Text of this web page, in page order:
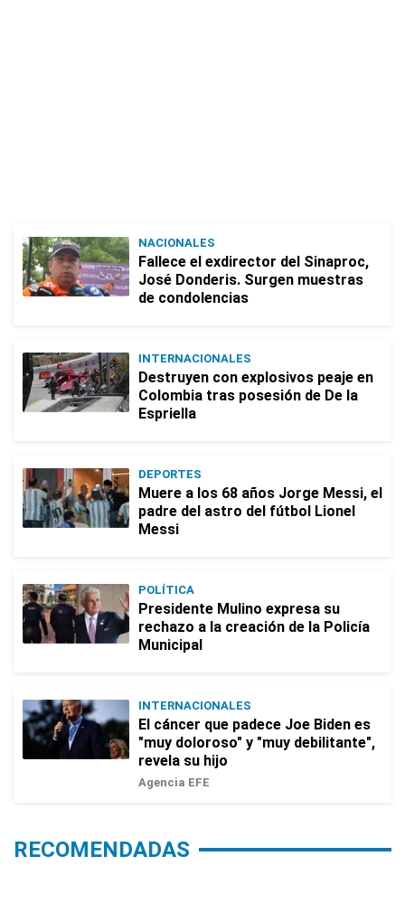
NACIONALES
Fallece el exdirector del Sinaproc,
José Donderis. Surgen muestras
de condolencias
INTERNACIONALES
Destruyen con explosivos peaje en
Colombia tras posesión de De la
Espriella
DEPORTES
Muere a los 68 años Jorge Messi, el
padre del astro del fútbol Lionel
Messi
POLÍTICA
Presidente Mulino expresa su
rechazo a la creación de la Policía
Municipal
INTERNACIONALES
El cáncer que padece Joe Biden es
"muy doloroso" y "muy debilitante",
revela su hijo
Agencia EFE
RECOMENDADAS